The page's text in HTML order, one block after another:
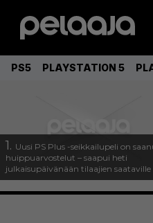
PS5 PLAYSTATION 5
1. Uusi PS Plus -seikkailupeli on
huippuarvostelut – saapui heti
julkaisupäivänään tilaajien saataville